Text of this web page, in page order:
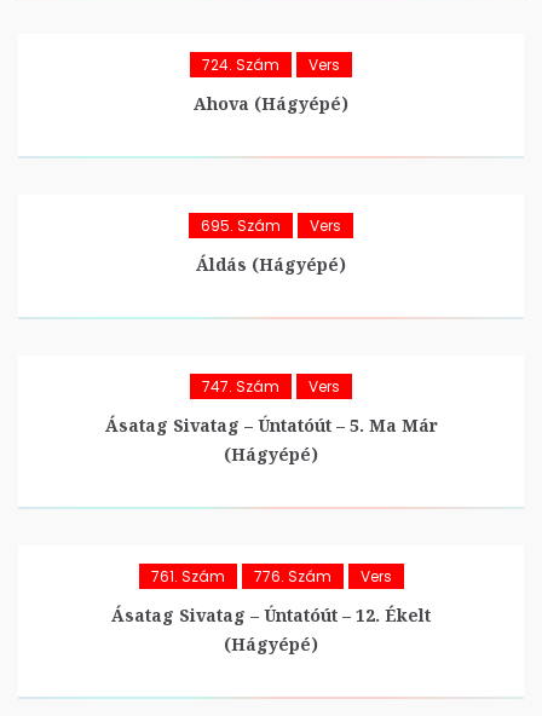
724. Szám Vers
Ahova (hágyépé)
695. Szám Vers
Áldás (hágyépé)
747. Szám Vers
Ásatag Sivatag – Úntatóút – 5. Ma Már
(hágyépé)
761. Szám 776. Szám Vers
Ásatag Sivatag – Úntatóút – 12. Ékelt
(hágyépé)